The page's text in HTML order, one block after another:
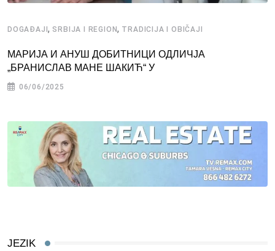
DOGAĐAJI, SRBIJA I REGION, TRADICIJA I OBIČAJI
МАРИЈА И АНУШ ДОБИТНИЦИ ОДЛИЧЈА
„БРАНИСЛАВ МАНЕ ШАКИЋ“ У
06/06/2025
JEZIK